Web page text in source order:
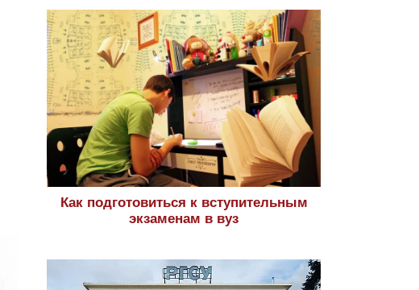
Как подготовиться к вступительным
экзаменам в вуз